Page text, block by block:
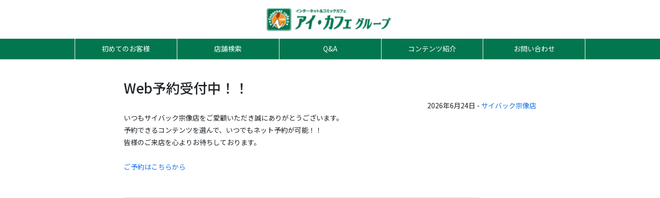
初めてのお客様 店舗検索 Q&A コンテンツ紹介 お問い合わせ
Web予約受付中！！
2026年6月24日 - サイバック宗像店
いつもサイバック宗像店をご愛顧いただき誠にありがとうございます。
予約できるコンテンツを選んで、いつでもネット予約が可能！！
皆様のご来店を心よりお待ちしております。
ご予約はこちらから